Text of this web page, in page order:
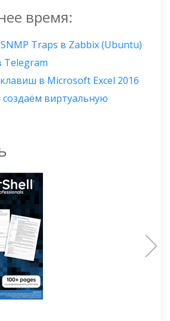
время:
Traps в Zabbix (Ubuntu)
Telegram
в Microsoft Excel 2016
виртуальную